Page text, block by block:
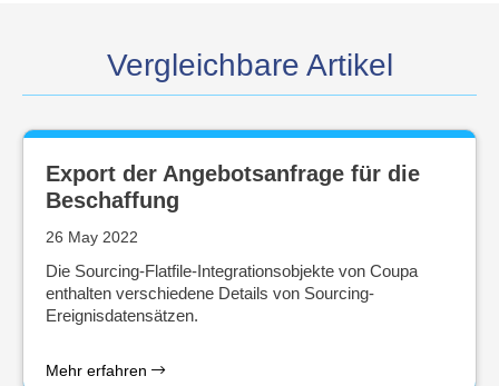
Vergleichbare Artikel
Export der Angebotsanfrage für die
Beschaffung
26 May 2022
Die Sourcing-Flatfile-Integrationsobjekte von Coupa
enthalten verschiedene Details von Sourcing-
Ereignisdatensätzen.
Mehr erfahren